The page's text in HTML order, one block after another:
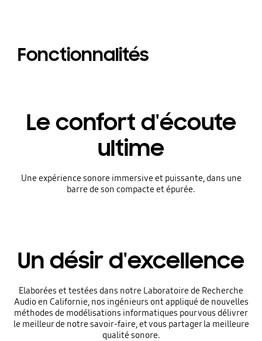
Fonctionnalités
Le confort d'écoute
ultime
Une expérience sonore immersive et puissante, dans une
barre de son compacte et épurée.
Un désir d'excellence
Elaborées et testées dans notre Laboratoire de Recherche
Audio en Californie, nos ingénieurs ont appliqué de nouvelles
méthodes de modélisations informatiques pour vous délivrer
le meilleur de notre savoir-faire, et vous partager la meilleure
qualité sonore.